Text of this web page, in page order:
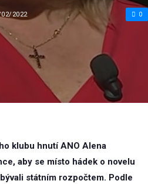
2022 0
klubu hnutí ANO Alena
aby se místo hádek o novelu
státním rozpočtem. Podle